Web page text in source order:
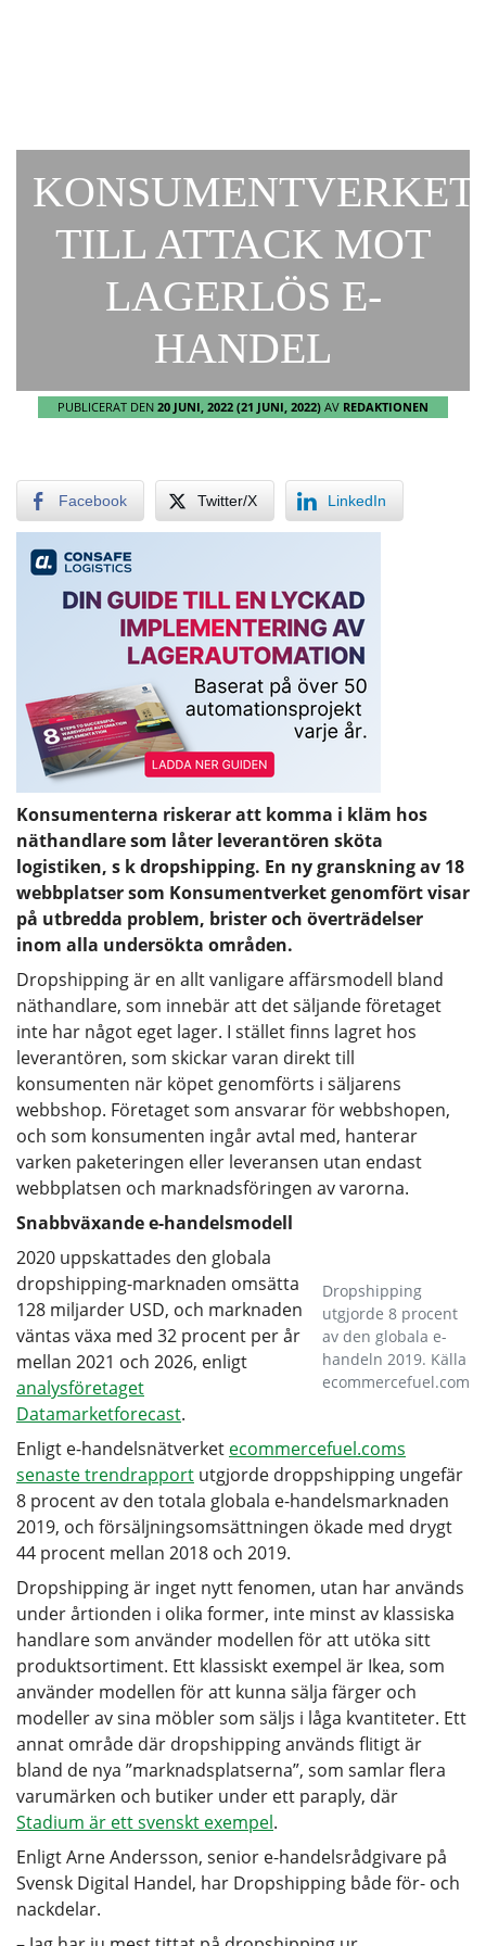
KONSUMENTVERKET
TILL ATTACK MOT
LAGERLÖS E-
HANDEL
PUBLICERAT DEN 20 JUNI, 2022 (21 JUNI, 2022) AV REDAKTIONEN
Facebook Twitter/X LinkedIn
Konsumenterna riskerar att komma i kläm hos
näthandlare som låter leverantören sköta
logistiken, s k dropshipping. En ny granskning av 18
webbplatser som Konsumentverket genomfört visar
på utbredda problem, brister och överträdelser
inom alla undersökta områden.
Dropshipping är en allt vanligare affärsmodell bland
näthandlare, som innebär att det säljande företaget
inte har något eget lager. I stället finns lagret hos
leverantören, som skickar varan direkt till
konsumenten när köpet genomförts i säljarens
webbshop. Företaget som ansvarar för webbshopen,
och som konsumenten ingår avtal med, hanterar
varken paketeringen eller leveransen utan endast
webbplatsen och marknadsföringen av varorna.
Snabbväxande e-handelsmodell
Dropshipping
utgjorde 8 procent
av den globala e-
handeln 2019. Källa
ecommercefuel.com
2020 uppskattades den globala
dropshipping-marknaden omsätta
128 miljarder USD, och marknaden
väntas växa med 32 procent per år
mellan 2021 och 2026, enligt
analysföretaget
Datamarketforecast.
Enligt e-handelsnätverket ecommercefuel.coms
senaste trendrapport utgjorde droppshipping ungefär
8 procent av den totala globala e-handelsmarknaden
2019, och försäljningsomsättningen ökade med drygt
44 procent mellan 2018 och 2019.
Dropshipping är inget nytt fenomen, utan har används
under årtionden i olika former, inte minst av klassiska
handlare som använder modellen för att utöka sitt
produktsortiment. Ett klassiskt exempel är Ikea, som
använder modellen för att kunna sälja färger och
modeller av sina möbler som säljs i låga kvantiteter. Ett
annat område där dropshipping används flitigt är
bland de nya ”marknadsplatserna”, som samlar flera
varumärken och butiker under ett paraply, där
Stadium är ett svenskt exempel.
Enligt Arne Andersson, senior e-handelsrådgivare på
Svensk Digital Handel, har Dropshipping både för- och
nackdelar.